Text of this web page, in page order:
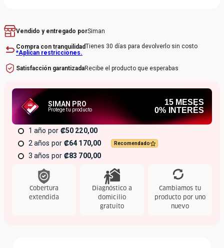
Vendido y entregado porSiman
Compra con tranquilidadTienes 30 días para devolverlo sin costo
*Aplican restricciones.
Satisfacción garantizadaRecibe el producto que esperabas
SIMAN PRO
Protege tu producto
15MESES
0% INTERÉS
1 año
₡50 220,00
2 años
₡64 170,00 Recomendado
3 años ₡83 700,00
Cobertura
extendida
Diagnóstico a
domicilio
gratuito
Cambiamos tu
producto por uno
nuevo